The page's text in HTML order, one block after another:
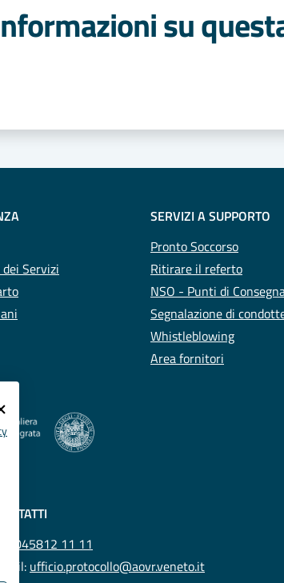
su
Servizi
SERVIZI A SUPPORTO
Pronto Soccorso
Ritirare il referto
NSO - Punti di
Segnalazione di
Whistleblowing
Area fornitori
CONTATTI
045812 11 11
Email: ufficio.protocollo@aovr.veneto.it